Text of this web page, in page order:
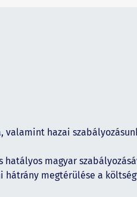
valamint hazai
magyar
hátrány megtérülése a